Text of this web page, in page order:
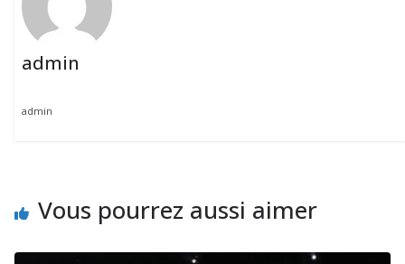
admin
admin
Vous pourrez aussi aimer